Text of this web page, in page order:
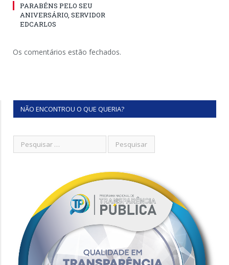
PARABÉNS PELO SEU
ANIVERSÁRIO, SERVIDOR
EDCARLOS
Os comentários estão fechados.
NÃO ENCONTROU O QUE QUERIA?